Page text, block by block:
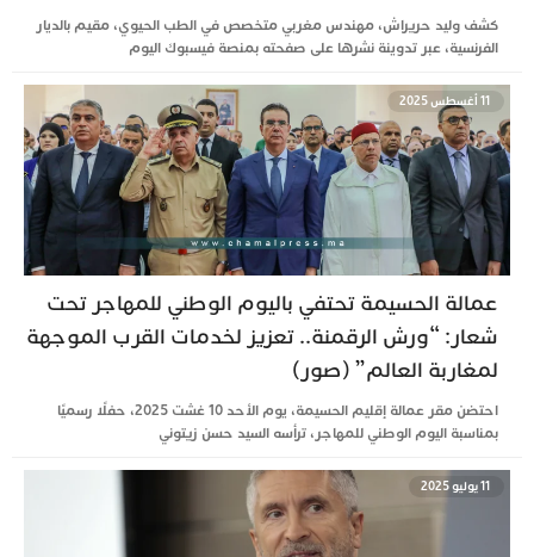
كشف وليد حريراش، مهندس مغربي متخصص في الطب الحيوي، مقيم بالديار
الفرنسية، عبر تدوينة نشرها على صفحته بمنصة فيسبوك اليوم
عمالة الحسيمة تحتفي باليوم الوطني للمهاجر تحت
شعار: “ورش الرقمنة.. تعزيز لخدمات القرب الموجهة
لمغاربة العالم” (صور)
احتضن مقر عمالة إقليم الحسيمة، يوم الأحد 10 غشت 2025، حفلًا رسميًا
بمناسبة اليوم الوطني للمهاجر، ترأسه السيد حسن زيتوني